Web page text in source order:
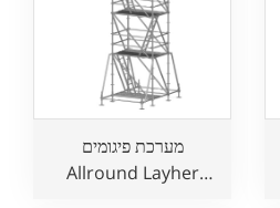
מערכת פיגומים
Allround Layher